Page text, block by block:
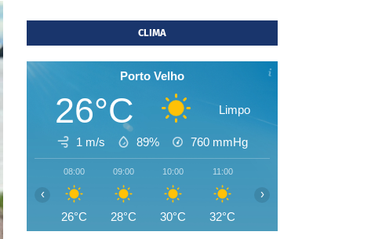
CLIMA
Porto Velho
26°C Limpo
1 m/s 89% 760 mmHg
08:00
26°C
09:00
28°C
10:00
30°C
11:00
32°C
‹ ›